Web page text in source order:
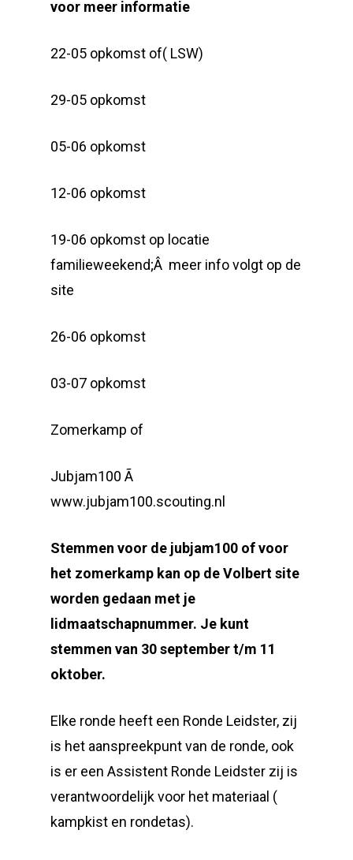
voor meer informatie
22-05 opkomst of( LSW)
29-05 opkomst
05-06 opkomst
12-06 opkomst
19-06 opkomst op locatie
familieweekend;Â meer info volgt op de
site
26-06 opkomst
03-07 opkomst
Zomerkamp of
Jubjam100 Ã
www.jubjam100.scouting.nl
Stemmen voor de jubjam100 of voor
het zomerkamp kan op de Volbert site
worden gedaan met je
lidmaatschapnummer. Je kunt
stemmen van 30 september t/m 11
oktober.
Elke ronde heeft een Ronde Leidster, zij
is het aanspreekpunt van de ronde, ook
is er een Assistent Ronde Leidster zij is
verantwoordelijk voor het materiaal (
kampkist en rondetas).